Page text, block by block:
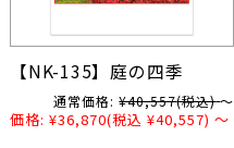
【NK-135】庭の四季
通常価格: ¥40,557(税込) ～
価格: ¥36,870(税込 ¥40,557) ～